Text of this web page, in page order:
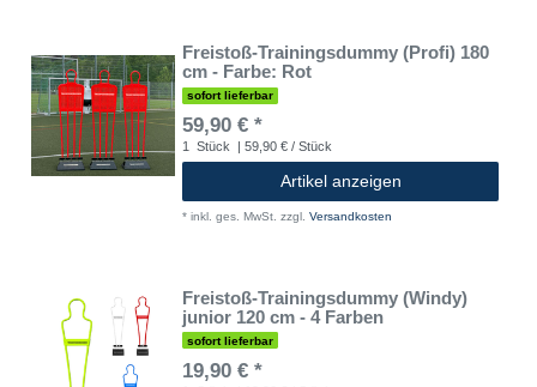
Freistoß-Trainingsdummy (Profi) 180
cm - Farbe: Rot
sofort lieferbar
59,90 € *
1 Stück | 59,90 € / Stück
Artikel anzeigen
* inkl. ges. MwSt. zzgl. Versandkosten
Freistoß-Trainingsdummy (Windy)
junior 120 cm - 4 Farben
sofort lieferbar
19,90 € *